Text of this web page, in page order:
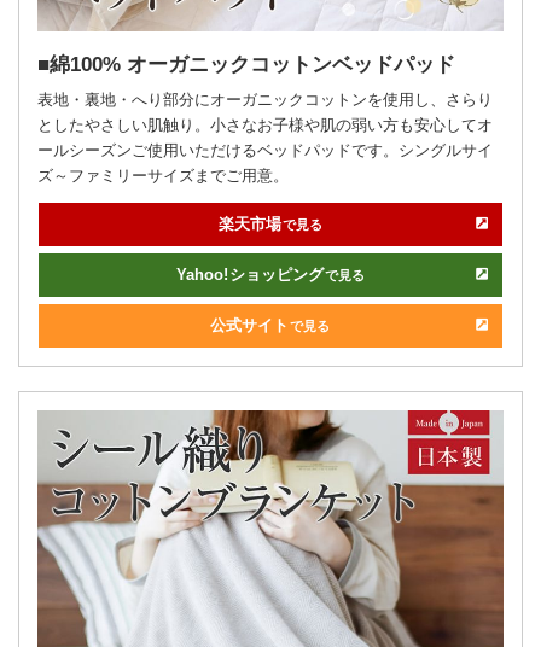
綿100% オーガニックコットンベッドパッド
表地・裏地・へり部分にオーガニックコットンを使用し、さらり
としたやさしい肌触り。小さなお子様や肌の弱い方も安心してオ
ールシーズンご使用いただけるベッドパッドです。シングルサイ
ズ～ファミリーサイズまでご用意。
楽天市場で見る
Yahoo! ショッピングで見る
公式サイト で見る